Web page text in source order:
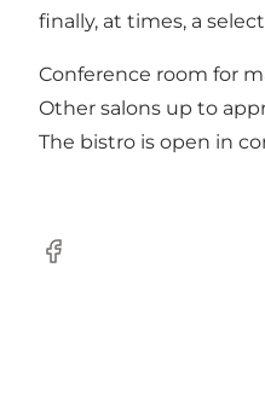
finally, at times, a
Conference room for
Other salons up to
The bistro is open in
Facebook